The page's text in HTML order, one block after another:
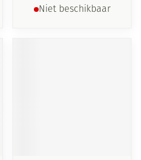
Niet beschikbaar